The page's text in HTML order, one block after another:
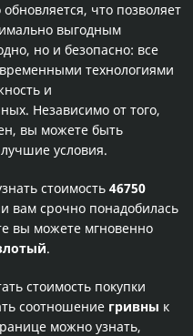
что позволяет
выгодным
но и безопасно: все
технологиями
и
Независимо от того,
вы можете быть
условия.
стоимость 46750
вам срочно понадобилась
вы можете мгновенно
.
стоимость покупки
соотношение гривны к
можно узнать,